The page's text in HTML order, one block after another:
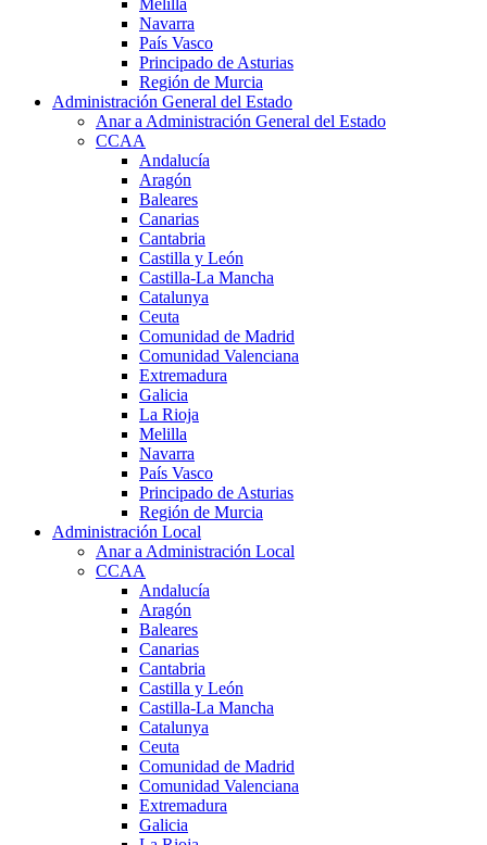
Navarra
País Vasco
Principado de Asturias
Región de Murcia
Administración General del Estado
Anar a Administración General del Estado
CCAA
Andalucía
Aragón
Baleares
Canarias
Cantabria
Castilla y León
Castilla-La Mancha
Catalunya
Ceuta
Comunidad de Madrid
Comunidad Valenciana
Extremadura
Galicia
La Rioja
Melilla
Navarra
País Vasco
Principado de Asturias
Región de Murcia
Administración Local
Anar a Administración Local
CCAA
Andalucía
Aragón
Baleares
Canarias
Cantabria
Castilla y León
Castilla-La Mancha
Catalunya
Ceuta
Comunidad de Madrid
Comunidad Valenciana
Extremadura
Galicia